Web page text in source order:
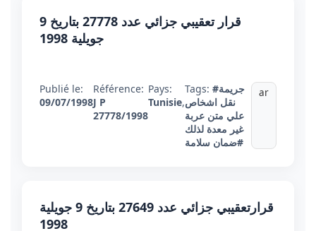
قرار تعقيبي جزائي عدد 27778 بتاريخ 9
جويلية 1998
Publié le:
09/07/1998
Référence:
J P
27778/1998
Pays:
Tunisie,
Tags: #جريمة
نقل اشخاص
علي متن عربة
غير معدة لذلك
#ضمان سلامة
ar
قرارتعقيبي جزائي عدد 27649 بتاريخ 9 جويلية
1998